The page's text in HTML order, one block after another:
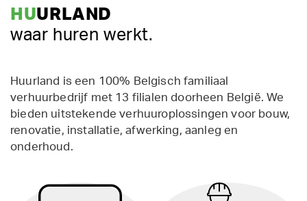
HUURLAND
waar huren werkt.
Huurland is een 100% Belgisch familiaal
verhuurbedrijf met 13 filialen doorheen België. We
bieden uitstekende verhuuroplossingen voor bouw,
renovatie, installatie, afwerking, aanleg en
onderhoud.